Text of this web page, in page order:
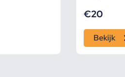
€20
Bekijk